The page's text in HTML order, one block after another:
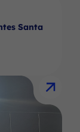
Santa